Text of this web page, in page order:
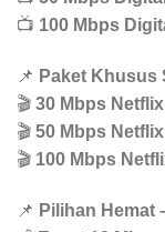
📺 100 Mbps
📌 Paket Khusus
🎬 30 Mbps
🎬 50 Mbps
🎬 100 Mbps
📌 Pilihan Hemat